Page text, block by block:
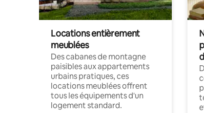
Locations entièrement
meublées
Des cabanes de montagne
paisibles aux appartements
urbains pratiques, ces
locations meublées offrent
tous les équipements d'un
logement standard.